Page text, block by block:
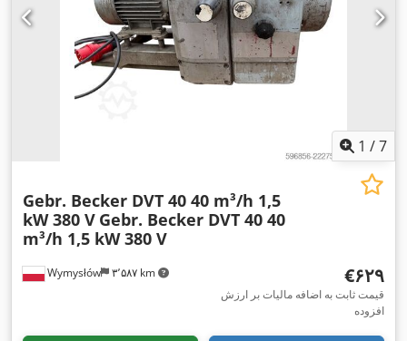
1 /7
Wymysłów ۳٬۵۸۷ km
Gebr. Becker DVT 40 40 m³/h 1,5
kW 380 V Gebr. Becker DVT 40 40
m³/h 1,5 kW 380 V
‎€۶۲۹
قیمت ثابت به اضافه مالیات بر ارزش
افزوده